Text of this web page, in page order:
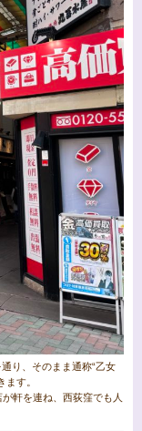
り、そのまま通称“乙女
す。
軒を連ね、西荻窪でも人